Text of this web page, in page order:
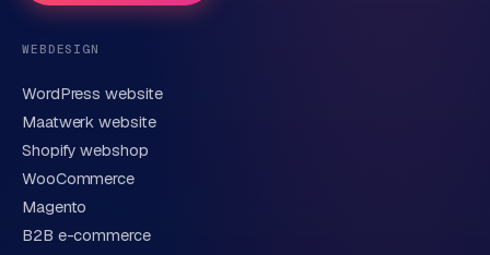
Telefoonnummer(optioneel)
Korte omschrijving van je vraag of project
WEBDESIGN
WordPress website
Maatwerk website
Shopify webshop
WooCommerce
Magento
B2B e-commerce